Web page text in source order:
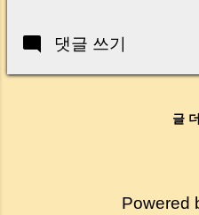
사실은 ‘구조’를 몰라서
서 오늘은 잔금일에 실
는지, 왜 사고가 나는지
드리겠습니다. 이 글 하
thought like this?
🇺🇸
purchase
explained
댓글 쓰기
글
Powered